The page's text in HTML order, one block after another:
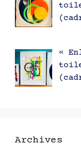
toile
«
toile
Archives